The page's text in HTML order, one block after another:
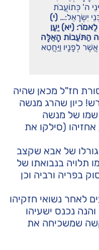
ה' כְּתוֹעֲבֹת
יִשְׂרָאֵל:… (י)
לֵאמֹר: (יא) יַעַן
הַתֹּעֵבוֹת הָאֵלֶּה
לְפָנָיו וַיַּחֲטִא
חז"ל מכאן שהיה
כיון שהרג מנשה
של מנשה
(סילקו את
של אבא שקצב
תלויה בנבואתו של
בפריה ורביה וכן
לאחר נשואי חזקיהו
נכנס ישעיהו
קשה שמשכיחה את